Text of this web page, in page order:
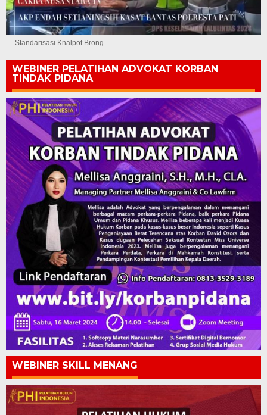
Standarisasi Knalpot Brong
WEBINER PELATIHAN ADVOKAT KORBAN
TINDAK PIDANA
WEBINER SKILL MENANG